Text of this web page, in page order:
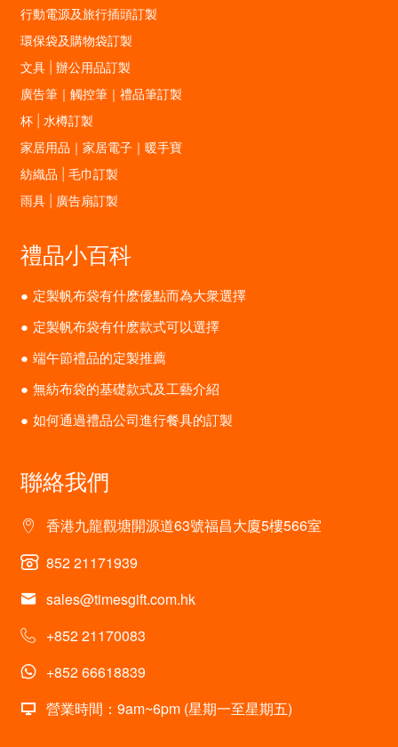
行動電源及旅行插頭訂製
環保袋及購物袋訂製
文具 | 辦公用品訂製
廣告筆｜觸控筆｜禮品筆訂製
杯 | 水樽訂製
家居用品｜家居電子｜暖手寶
紡織品 | 毛巾訂製
雨具 | 廣告扇訂製
禮品小百科
定製帆布袋有什麽優點而為大衆選擇
定製帆布袋有什麽款式可以選擇
端午節禮品的定製推薦
無紡布袋的基礎款式及工藝介紹
如何通過禮品公司進行餐具的訂製
聯絡我們
香港九龍觀塘開源道63號福昌大廈5樓566室
852 21171939
sales@timesgift.com.hk
+852 21170083
+852 66618839
營業時間：9am~6pm (星期一至星期五)